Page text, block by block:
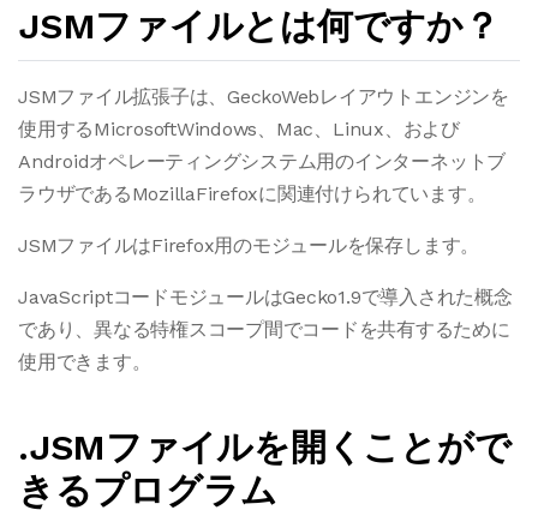
JSMファイルとは何ですか？
JSMファイル拡張子は、GeckoWebレイアウトエンジンを
使用するMicrosoftWindows、Mac、Linux、および
Androidオペレーティングシステム用のインターネットブ
ラウザであるMozillaFirefoxに関連付けられています。
JSMファイルはFirefox用のモジュールを保存します。
JavaScriptコードモジュールはGecko1.9で導入された概念
であり、異なる特権スコープ間でコードを共有するために
使用できます。
.JSMファイルを開くことがで
きるプログラム